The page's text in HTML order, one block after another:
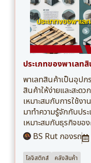
ประเภทของพาเลท
พาเลทสินค้าเป็นอุปก
สินค้าให้ง่ายและสะด
เหมาะสมกับการใช้ง
มาทำความรู้จักกับปร
เหมาะสมกับธุรกิจขอ
BS Rut กองรถ
โลจิสติกส์ คลังสินค้า